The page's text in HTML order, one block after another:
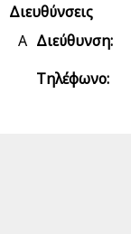
Διευθύνσεις
Α Διεύθυνση:
Τηλέφωνο: